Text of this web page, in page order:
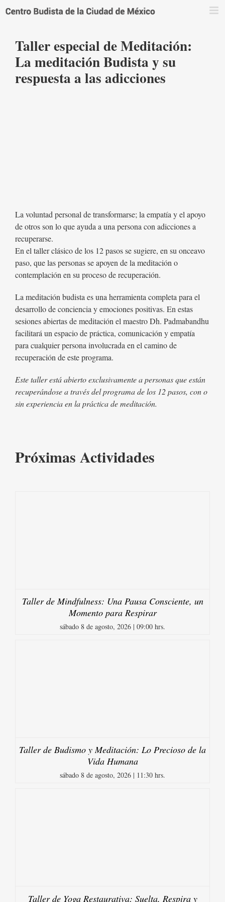
Taller especial de Meditación:
La meditación Budista y su
respuesta a las adicciones
La voluntad personal de transformarse; la empatía y el apoyo
de otros son lo que ayuda a una persona con adicciones a
recuperarse.
En el taller clásico de los 12 pasos se sugiere, en su onceavo
paso, que las personas se apoyen de la meditación o
contemplación en su proceso de recuperación.
La meditación budista es una herramienta completa para el
desarrollo de conciencia y emociones positivas. En estas
sesiones abiertas de meditación el maestro Dh. Padmabandhu
facilitará un espacio de práctica, comunicación y empatía
para cualquier persona involucrada en el camino de
recuperación de este programa.
Este taller está abierto exclusivamente a personas que están
recuperándose a través del programa de los 12 pasos, con o
sin experiencia en la práctica de meditación.
Próximas Actividades
Taller de Mindfulness: Una Pausa Consciente, un
Momento para Respirar
sábado 8 de agosto, 2026 | 09:00 hrs.
Taller de Budismo y Meditación: Lo Precioso de la
Vida Humana
sábado 8 de agosto, 2026 | 11:30 hrs.
Taller de Yoga Restaurativa: Suelta, Respira y